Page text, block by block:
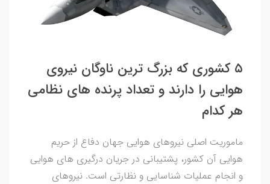
۵ کشوری که بزرگ ترین ناوگان نیروی
هوایی را دارند و تعداد پرنده های نظامی
هر کدام
ماموریت اصلی نیروهای هوایی جهان دفاع از حریم
هوایی آن کشور، پشتیبانی در جریان درگیری های هوایی
و انجام عملیات شناسایی و نظارتی است. نیروهای